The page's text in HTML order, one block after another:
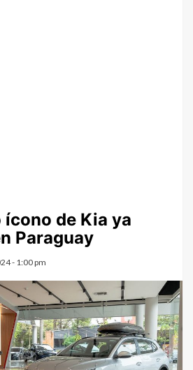
ícono de Kia ya
Paraguay
- 1:00 pm